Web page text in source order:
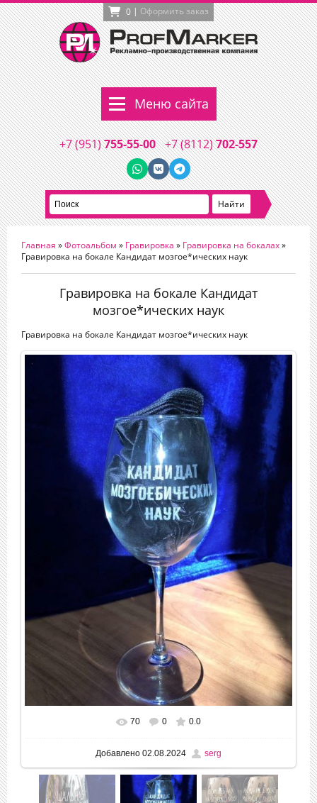
0 | Оформить заказ
Меню сайта
+7 (951)755-55-00 +7 (8112)702-557
Главная »Фотоальбом » Гравировка » Гравировка на бокалах»
Гравировка на бокале Кандидат мозгое*ических наук
Гравировка на бокале Кандидат
мозгое*ических наук
Гравировка на бокале Кандидат мозгое*ических наук
70 0 0.0
Добавлено 02.08.2024 serg